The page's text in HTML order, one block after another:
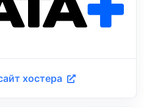
хостера